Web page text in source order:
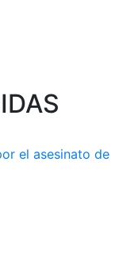
el asesinato de